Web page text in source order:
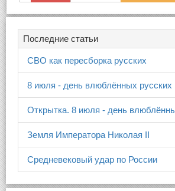
Последние статьи
СВО как пересборка русских
8 июля - день влюблённых русских
Открытка. 8 июля - день
Земля Императора Николая II
Средневековый удар по России